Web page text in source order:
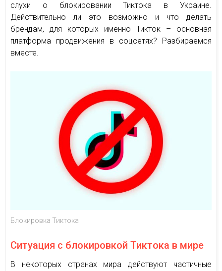
слухи о блокировании Тиктока в Украине.
Действительно ли это возможно и что делать
брендам, для которых именно Тикток – основная
платформа продвижения в соцсетях? Разбираемся
вместе.
Блокировка Тиктока
Ситуация с блокировкой Тиктока в мире
В некоторых странах мира действуют частичные